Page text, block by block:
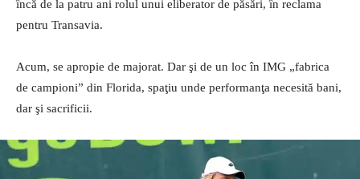
încă de la patru ani rolul unui eliberator de păsări, în reclama
pentru Transavia.
Acum, se apropie de majorat. Dar şi de un loc în IMG „fabrica
de campioni” din Florida, spaţiu unde performanţa necesită bani,
dar şi sacrificii.